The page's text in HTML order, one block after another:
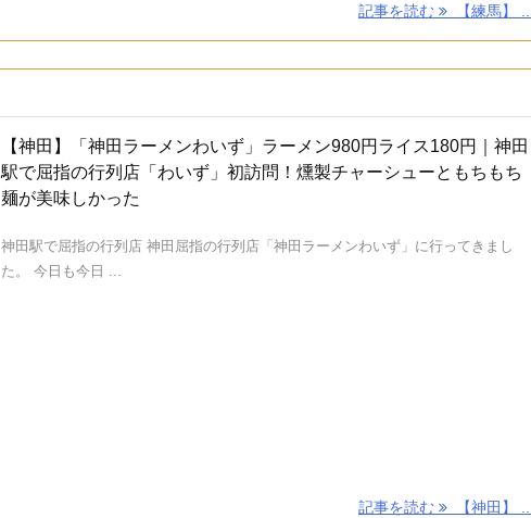
記事を読む 【練馬】 ...
【神田】「神田ラーメンわいず」ラーメン980円ライス180円｜神田
駅で屈指の行列店「わいず」初訪問！燻製チャーシューともちもち
麺が美味しかった
神田駅で屈指の行列店 神田屈指の行列店「神田ラーメンわいず」に行ってきまし
た。 今日も今日 ...
記事を読む 【神田】 ...